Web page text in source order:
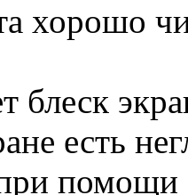
хорошо
блеск
есть
помощи